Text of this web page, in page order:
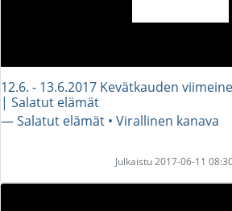
12.6. - 13.6.2017 Kevätkauden
| Salatut elämät
― Salatut elämät • Virallinen kanava
Julkaistu 2017-06-11